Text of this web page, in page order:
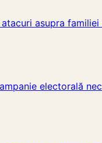
asupra familiei
electorală